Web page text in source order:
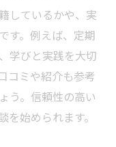
しているかや、実
す。例えば、定期
学びと実践を大切
コミや紹介も参考
う。信頼性の高い
始められます。